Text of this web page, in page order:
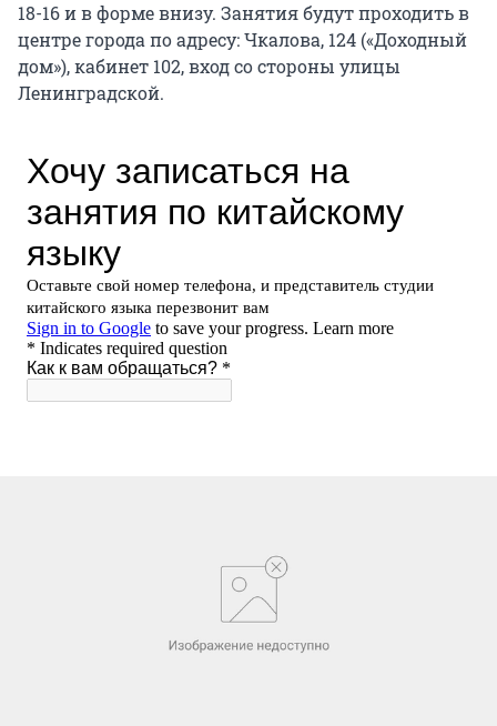
18-16 и в форме внизу. Занятия будут проходить в
центре города по адресу: Чкалова, 124 («Доходный
дом»), кабинет 102, вход со стороны улицы
Ленинградской.